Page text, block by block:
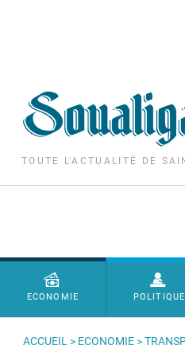
TOUTE L'ACTUALITÉ DE
Menu principal
ECONOMIE POLITIQUE
ACCUEIL > ECONOMIE >